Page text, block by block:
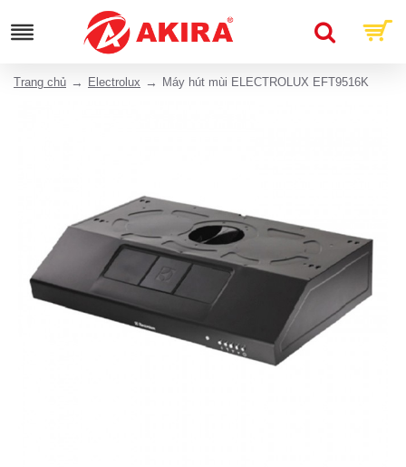
Trang chủ Electrolux Máy hút mùi ELECTROLUX EFT9516K